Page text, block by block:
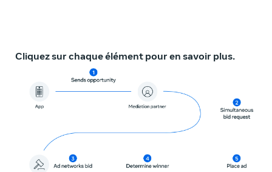
Cliquez sur chaque élément pour en savoir plus.